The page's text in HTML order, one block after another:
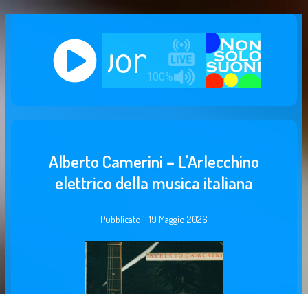
Alberto Camerini – L'Arlecchino
elettrico della musica italiana
Pubblicato il 19 Maggio 2026